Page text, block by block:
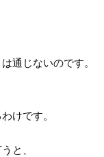
通じないのです。
けです。
と、